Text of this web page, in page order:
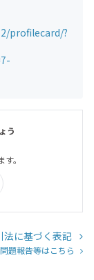
profilecard/?
う
。
法に基づく表記
題報告等はこちら